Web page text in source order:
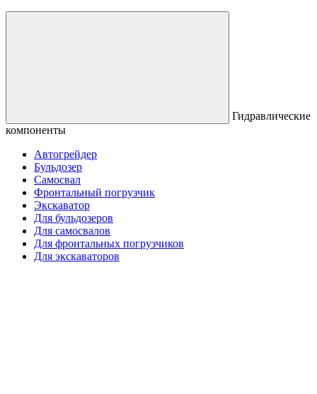
Гидравлические
компоненты
Автогрейдер
Бульдозер
Самосвал
Фронтальный погрузчик
Экскаватор
Для бульдозеров
Для самосвалов
Для фронтальных погрузчиков
Для экскаваторов